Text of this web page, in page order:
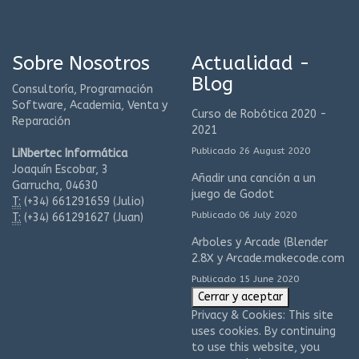
Sobre Nosotros
Consultoría, Programación
Software, Academia, Venta y
Reparación
LiNbertec Informática
Joaquín Escobar, 3
Garrucha, 04630
T: (+34) 661291659 (Julio)
T: (+34) 661291627 (Juan)
Actualidad -
Blog
Curso de Robótica 2020 -
2021
Publicado 26 August 2020
Añadir una canción a un
juego de Godot
Publicado 06 July 2020
Arboles y Arcade (Blender
2.8X y Arcade.makecode.com
Publicado 15 June 2020
Privacy & Cookies: This site
uses cookies. By continuing
to use this website, you